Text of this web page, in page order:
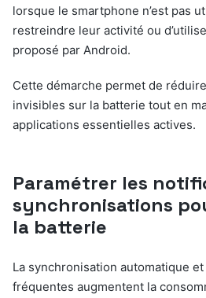
lorsque le smartphone n’est pas
restreindre leur activité ou
proposé par Android.
Cette démarche permet de
invisibles sur la batterie tout en
applications essentielles actives.
Paramétrer les
synchronisations
la batterie
La synchronisation automatique
fréquentes augmentent la